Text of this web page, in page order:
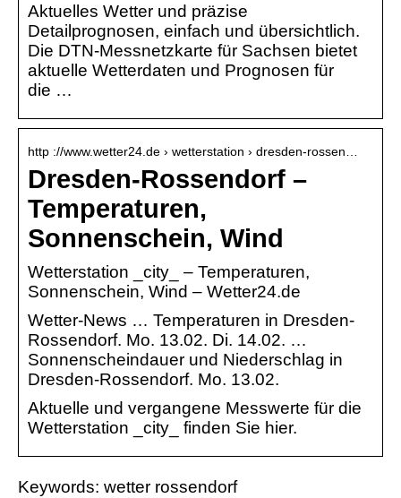
Aktuelles Wetter und präzise
Detailprognosen, einfach und übersichtlich.
Die DTN-Messnetzkarte für Sachsen bietet
aktuelle Wetterdaten und Prognosen für
die …
http ://www.wetter24.de › wetterstation › dresden-rossen…
Dresden-Rossendorf –
Temperaturen,
Sonnenschein, Wind
Wetterstation _city_ – Temperaturen,
Sonnenschein, Wind – Wetter24.de
Wetter-News … Temperaturen in Dresden-
Rossendorf. Mo. 13.02. Di. 14.02. …
Sonnenscheindauer und Niederschlag in
Dresden-Rossendorf. Mo. 13.02.
Aktuelle und vergangene Messwerte für die
Wetterstation _city_ finden Sie hier.
Keywords: wetter rossendorf